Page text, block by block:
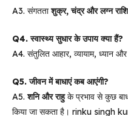
A3. संगतताशुक्र, चंद्र और लग्न राशि
Q4. स्वास्थ्य सुधार के उपाय क्या हैं?
A4. संतुलित आहार, व्यायाम, ध्यान और
Q5. जीवन में बाधाएं कब आएंगी?
A5.शनि और राहुके प्रभाव से कुछ
किया जा सकता है। rinku singh